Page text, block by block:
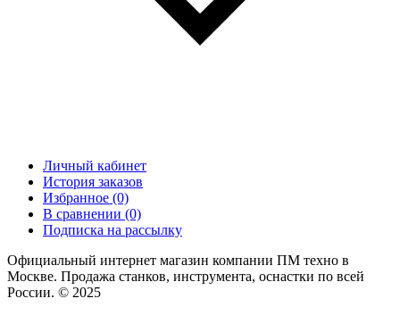
Личный кабинет
История заказов
Избранное (0)
В сравнении (0)
Подписка на рассылку
Официальный интернет магазин компании ПМ техно в
Москве. Продажа станков, инструмента, оснастки по всей
России. © 2025